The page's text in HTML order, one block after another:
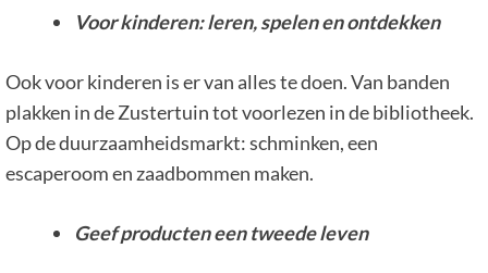
Voor kinderen: leren, spelen en ontdekken
Ook voor kinderen is er van alles te doen. Van banden
plakken in de Zustertuin tot voorlezen in de bibliotheek.
Op de duurzaamheidsmarkt: schminken, een
escaperoom en zaadbommen maken.
Geef producten een tweede leven